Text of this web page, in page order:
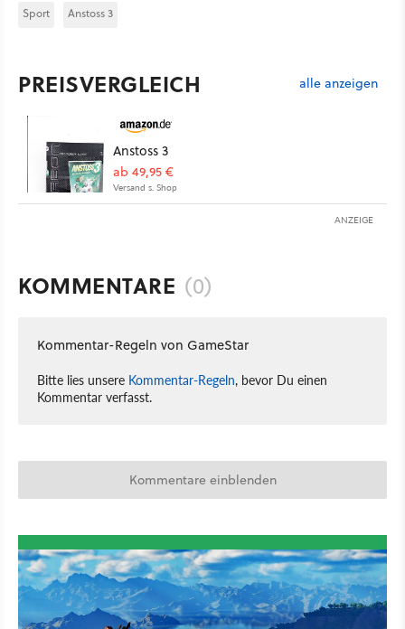
Sport Anstoss 3
PREISVERGLEICH alle anzeigen
Anstoss 3
ab 49,95 €
Versand s. Shop
ANZEIGE
KOMMENTARE (0)
Kommentar-Regeln von GameStar
Bitte lies unsere Kommentar-Regeln, bevor Du einen
Kommentar verfasst.
Kommentare einblenden